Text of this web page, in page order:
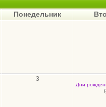
Понедельник
3
Дни